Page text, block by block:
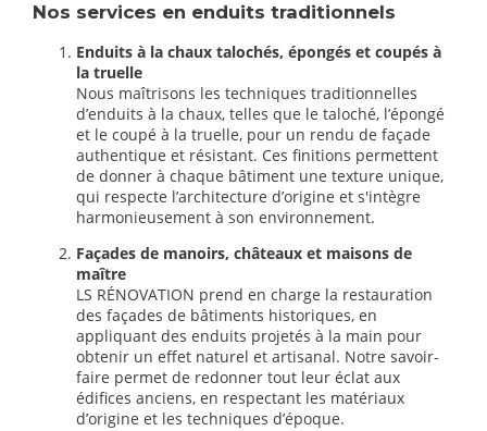
Nos services en enduits traditionnels
Enduits à la chaux talochés, épongés et coupés à
la truelle
Nous maîtrisons les techniques traditionnelles
d’enduits à la chaux, telles que le taloché, l’épongé
et le coupé à la truelle, pour un rendu de façade
authentique et résistant. Ces finitions permettent
de donner à chaque bâtiment une texture unique,
qui respecte l’architecture d’origine et s'intègre
harmonieusement à son environnement.
Façades de manoirs, châteaux et maisons de
maître
LS RÉNOVATION prend en charge la restauration
des façades de bâtiments historiques, en
appliquant des enduits projetés à la main pour
obtenir un effet naturel et artisanal. Notre savoir-
faire permet de redonner tout leur éclat aux
édifices anciens, en respectant les matériaux
d’origine et les techniques d’époque.